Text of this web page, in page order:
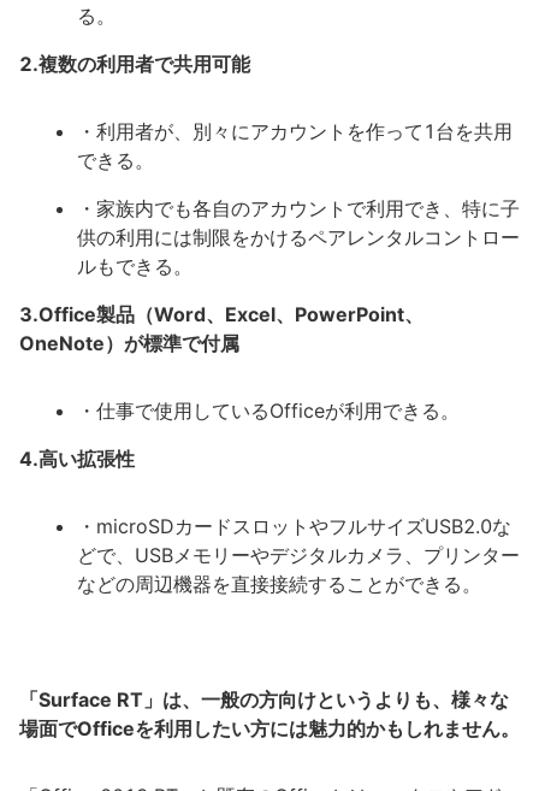
る。
2.複数の利用者で共用可能
・利用者が、別々にアカウントを作って1台を共用
できる。
・家族内でも各自のアカウントで利用でき、特に子
供の利用には制限をかけるペアレンタルコントロー
ルもできる。
3.Office製品（Word、Excel、PowerPoint、
OneNote）が標準で付属
・仕事で使用しているOfficeが利用できる。
4.高い拡張性
・microSDカードスロットやフルサイズUSB2.0な
どで、USBメモリーやデジタルカメラ、プリンター
などの周辺機器を直接接続することができる。
「Surface RT」は、一般の方向けというよりも、様々な
場面でOfficeを利用したい方には魅力的かもしれません。